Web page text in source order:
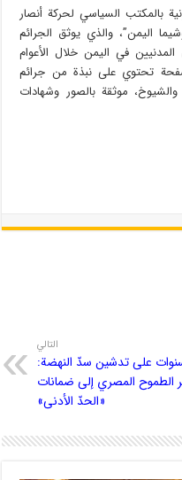
بالمكتب السياسي لحركة أنصار
اليمن”، والذي يوثق الجرائم
في اليمن خلال الأعوام
الماضية، ويتضمن التقرير 775 صفحة تحتوي على نبذة من جرائم
موثقة بالصور وشهادات
التالي
على تدشين سدّ النهضة:
الطموح المصري إلى ضمانات
«الحدّ الأدنى»